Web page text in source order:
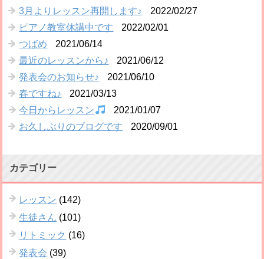
3月よりレッスン再開します♪
2022/02/27
ピアノ教室休講中です
2022/02/01
つばめ
2021/06/14
最近のレッスンから♪
2021/06/12
発表会のお知らせ♪
2021/06/10
春ですね♪
2021/03/13
今日からレッスン
2021/01/07
お久しぶりのブログです
2020/09/01
カテゴリー
レッスン (142)
生徒さん (101)
リトミック (16)
発表会 (39)